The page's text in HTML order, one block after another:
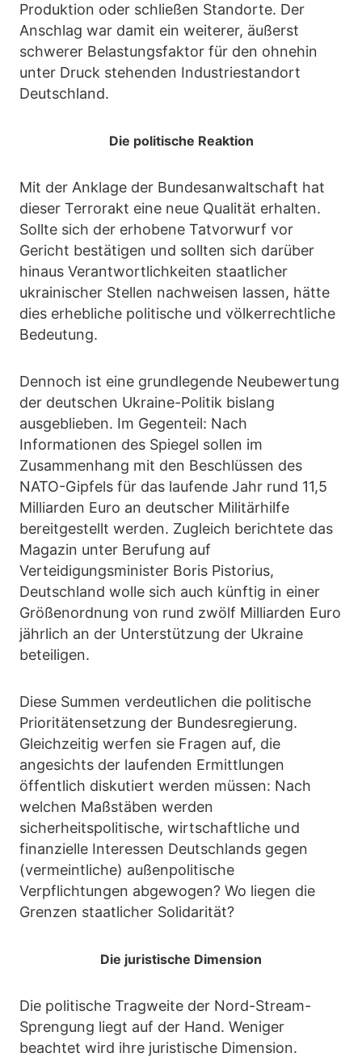
Produktion oder schließen Standorte. Der
Anschlag war damit ein weiterer, äußerst
schwerer Belastungsfaktor für den ohnehin
unter Druck stehenden Industriestandort
Deutschland.
Die politische Reaktion
Mit der Anklage der Bundesanwaltschaft hat
dieser Terrorakt eine neue Qualität erhalten.
Sollte sich der erhobene Tatvorwurf vor
Gericht bestätigen und sollten sich darüber
hinaus Verantwortlichkeiten staatlicher
ukrainischer Stellen nachweisen lassen, hätte
dies erhebliche politische und völkerrechtliche
Bedeutung.
Dennoch ist eine grundlegende Neubewertung
der deutschen Ukraine-Politik bislang
ausgeblieben. Im Gegenteil: Nach
Informationen des Spiegel sollen im
Zusammenhang mit den Beschlüssen des
NATO-Gipfels für das laufende Jahr rund 11,5
Milliarden Euro an deutscher Militärhilfe
bereitgestellt werden. Zugleich berichtete das
Magazin unter Berufung auf
Verteidigungsminister Boris Pistorius,
Deutschland wolle sich auch künftig in einer
Größenordnung von rund zwölf Milliarden Euro
jährlich an der Unterstützung der Ukraine
beteiligen.
Diese Summen verdeutlichen die politische
Prioritätensetzung der Bundesregierung.
Gleichzeitig werfen sie Fragen auf, die
angesichts der laufenden Ermittlungen
öffentlich diskutiert werden müssen: Nach
welchen Maßstäben werden
sicherheitspolitische, wirtschaftliche und
finanzielle Interessen Deutschlands gegen
(vermeintliche) außenpolitische
Verpflichtungen abgewogen? Wo liegen die
Grenzen staatlicher Solidarität?
Die juristische Dimension
Die politische Tragweite der Nord-Stream-
Sprengung liegt auf der Hand. Weniger
beachtet wird ihre juristische Dimension.